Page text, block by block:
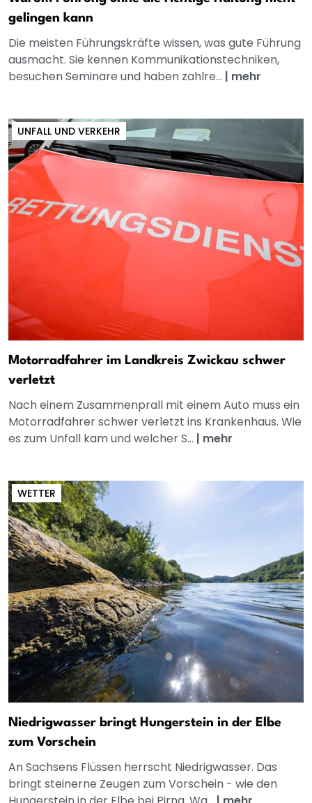
gelingen kann
Die meisten Führungskräfte wissen, was gute Führung
ausmacht. Sie kennen Kommunikationstechniken,
besuchen Seminare und haben zahlre... | mehr
UNFALL UND VERKEHR
Motorradfahrer im Landkreis Zwickau schwer
verletzt
Nach einem Zusammenprall mit einem Auto muss ein
Motorradfahrer schwer verletzt ins Krankenhaus. Wie
es zum Unfall kam und welcher S... | mehr
WETTER
Niedrigwasser bringt Hungerstein in der Elbe
zum Vorschein
An Sachsens Flüssen herrscht Niedrigwasser. Das
bringt steinerne Zeugen zum Vorschein - wie den